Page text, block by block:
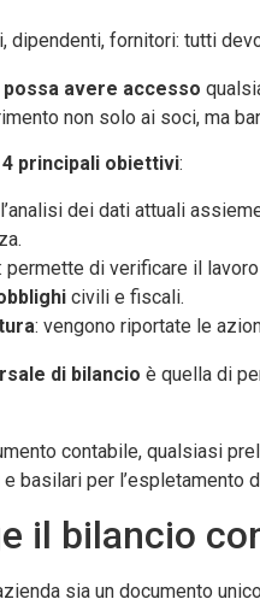
dipendenti, fornitori: tutti
possa avere accesso
non solo ai soci, ma
4 principali obiettivi:
dei dati attuali
: permette di verificare il
civili e fiscali.
: vengono riportate le
di bilancio è quella di
contabile, qualsiasi
basilari per l’espletamento
il bilancio
sia un documento